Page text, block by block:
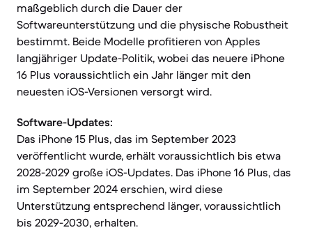
maßgeblich durch die Dauer der
Softwareunterstützung und die physische Robustheit
bestimmt. Beide Modelle profitieren von Apples
langjähriger Update-Politik, wobei das neuere iPhone
16 Plus voraussichtlich ein Jahr länger mit den
neuesten iOS-Versionen versorgt wird.
Software-Updates:
Das iPhone 15 Plus, das im September 2023
veröffentlicht wurde, erhält voraussichtlich bis etwa
2028-2029 große iOS-Updates. Das iPhone 16 Plus, das
im September 2024 erschien, wird diese
Unterstützung entsprechend länger, voraussichtlich
bis 2029-2030, erhalten.